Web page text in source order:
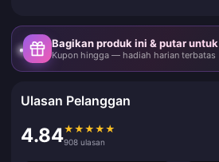
Bagikan produk ini & putar
Kupon hingga — hadiah harian terbatas
Ulasan Pelanggan
4.84★ ★ ★ ★ ★
908 ulasan